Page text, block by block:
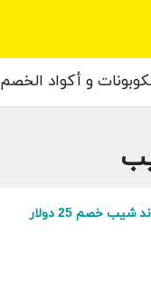
و أكواد الخصم
خصم 25 دولار